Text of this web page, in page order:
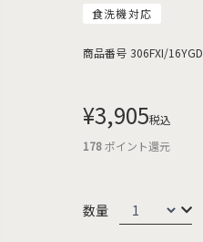
食洗機対応
商品番号 306FXI/16YGD
¥3,905税込
178ポイント還元